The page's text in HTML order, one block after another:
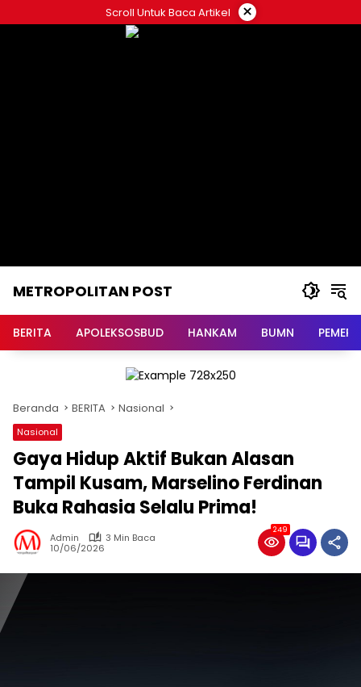
ke
Scroll Untuk Baca Artikel ×
METROPOLITAN POST
BERITA APOLEKSOSBUD HANKAM BUMN
Beranda BERITA Nasional
Nasional
Gaya Hidup Aktif Bukan Alasan
Tampil Kusam, Marselino Ferdinan
Buka Rahasia Selalu Prima!
Admin
3 Min Baca
10/06/2026
249